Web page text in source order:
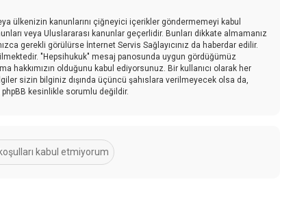
ülkenizin kanunlarını çiğneyici içerikler göndermemeyi kabul
veya Uluslararası kanunlar geçerlidir. Bunları dikkate almamanız
gerekli görülürse İnternet Servis Sağlayıcınız da haberdar edilir.
"Hepsihukuk" mesaj panosunda uygun gördüğümüz
hakkımızın olduğunu kabul ediyorsunuz. Bir kullanıcı olarak her
sizin bilginiz dışında üçüncü şahıslara verilmeyecek olsa da,
phpBB kesinlikle sorumlu değildir.